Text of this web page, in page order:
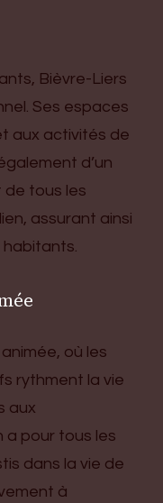
Bièvre-Liers
Ses espaces
aux activités de
d’un
de tous les
assurant ainsi
où les
rythment la vie
aux
a pour tous les
dans la vie de
à